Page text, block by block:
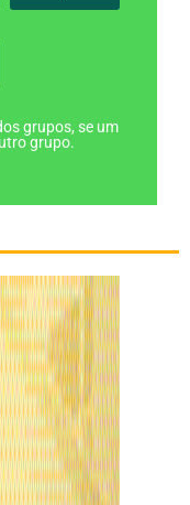
grupos, se um
grupo.